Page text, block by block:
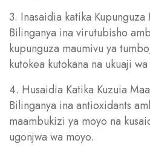
3. Inasaidia katika
Bilinganya ina virutubisho
kupunguza maumivu ya
kutokea kutokana na ukuaji
4. Husaidia Katika Kuzuia
Bilinganya ina antioxidants
maambukizi ya moyo na
ugonjwa wa moyo.